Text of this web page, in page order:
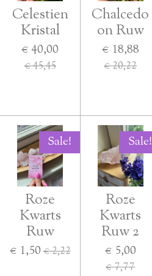
Celestien
Kristal
€ 40,00
€ 45,45
Chalcedo
on Ruw
€ 18,88
€ 20,22
Sale!
Roze
Kwarts
Ruw
€ 1,50€ 2,22
Sale!
Roze
Kwarts
Ruw 2
€ 5,00
€ 7,77